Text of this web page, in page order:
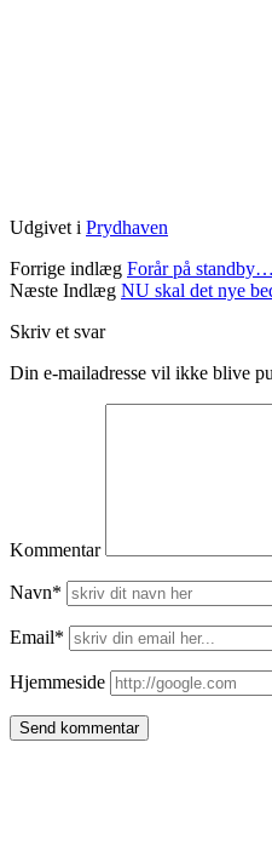
Udgivet i Prydhaven
Forrige indlæg Forår på standby…
Næste Indlæg NU skal det nye
Skriv et svar
Din e-mailadresse vil ikke blive
Kommentar
Navn*
Email*
Hjemmeside